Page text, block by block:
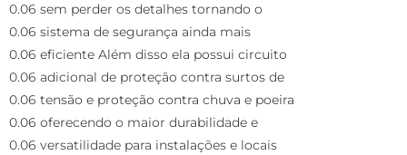
0.06 sem perder os detalhes tornando o
0.06 sistema de segurança ainda mais
0.06 eficiente Além disso ela possui circuito
0.06 adicional de proteção contra surtos de
0.06 tensão e proteção contra chuva e poeira
0.06 oferecendo o maior durabilidade e
0.06 versatilidade para instalações e locais